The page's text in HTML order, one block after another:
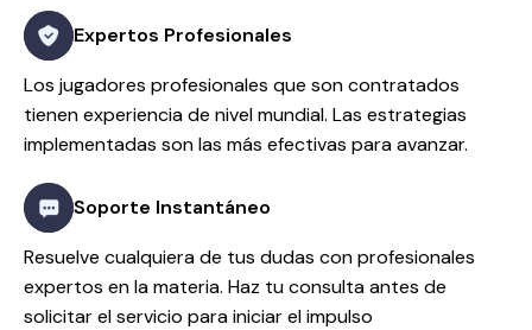
Expertos Profesionales
Los jugadores profesionales que son contratados
tienen experiencia de nivel mundial. Las estrategias
implementadas son las más efectivas para avanzar.
Soporte Instantáneo
Resuelve cualquiera de tus dudas con profesionales
expertos en la materia. Haz tu consulta antes de
solicitar el servicio para iniciar el impulso